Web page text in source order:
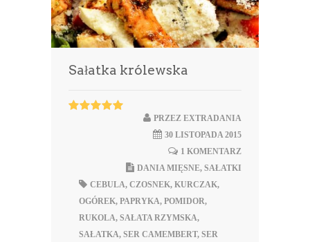
Sałatka królewska
PRZEZ EXTRADANIA
30 LISTOPADA 2015
1 KOMENTARZ
DANIA MIĘSNE, SAŁATKI
CEBULA, CZOSNEK, KURCZAK,
OGÓREK, PAPRYKA, POMIDOR,
RUKOLA, SAŁATA RZYMSKA,
SAŁATKA, SER CAMEMBERT, SER